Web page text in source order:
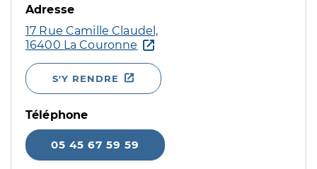
Adresse
17 Rue Camille Claudel,
16400 La Couronne
S'Y RENDRE
Téléphone
05 45 67 59 59